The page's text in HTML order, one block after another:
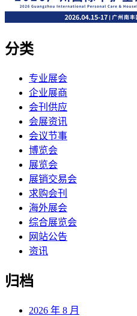
分类
专业展会
企业展商
会刊供应
会展资讯
会议节事
博览会
展览会
展销交易会
求购会刊
海外展会
综合展览会
网站公告
资讯
归档
2026 年 8 月